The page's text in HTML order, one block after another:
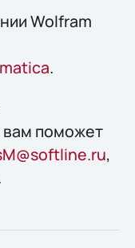
Wolfram
.
вам поможет
,